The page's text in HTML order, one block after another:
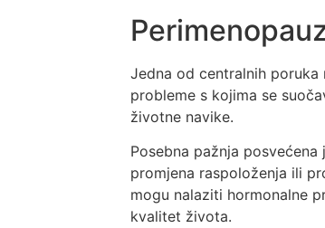
Jedna od centralnih
probleme s kojima se
životne navike.
Posebna pažnja
promjena raspoloženja ili
mogu nalaziti hormonalne
kvalitet života.